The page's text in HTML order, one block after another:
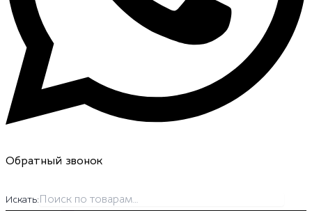
Обратный звонок
Искать: